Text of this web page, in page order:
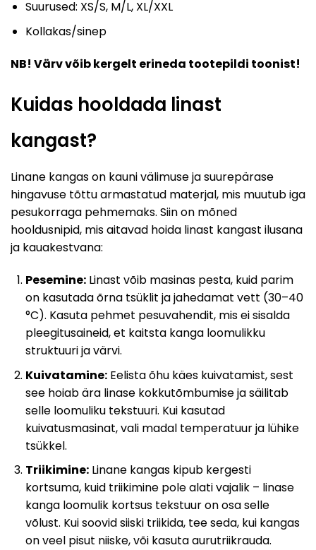
Suurused: XS/S, M/L, XL/XXL
Kollakas/sinep
NB! Värv võib kergelt erineda tootepildi toonist!
Kuidas hooldada linast
kangast?
Linane kangas on kauni välimuse ja suurepärase
hingavuse tõttu armastatud materjal, mis muutub iga
pesukorraga pehmemaks. Siin on mõned
hooldusnipid, mis aitavad hoida linast kangast ilusana
ja kauakestvana:
Pesemine:Linast võib masinas pesta, kuid parim
on kasutada õrna tsüklit ja jahedamat vett (30–40
°C). Kasuta pehmet pesuvahendit, mis ei sisalda
pleegitusaineid, et kaitsta kanga loomulikku
struktuuri ja värvi.
Kuivatamine:Eelista õhu käes kuivatamist, sest
see hoiab ära linase kokkutõmbumise ja säilitab
selle loomuliku tekstuuri. Kui kasutad
kuivatusmasinat, vali madal temperatuur ja lühike
tsükkel.
Triikimine:Linane kangas kipub kergesti
kortsuma, kuid triikimine pole alati vajalik – linase
kanga loomulik kortsus tekstuur on osa selle
võlust. Kui soovid siiski triikida, tee seda, kui kangas
on veel pisut niiske, või kasuta aurutriikrauda.